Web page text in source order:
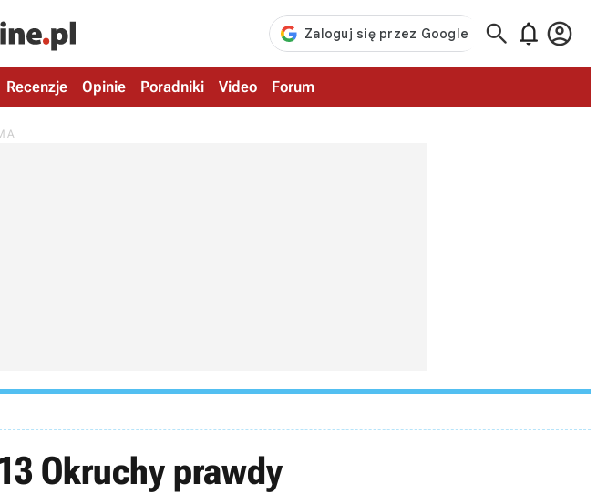
  
Recenzje Opinie Poradniki Video Forum
Okruchy prawdy